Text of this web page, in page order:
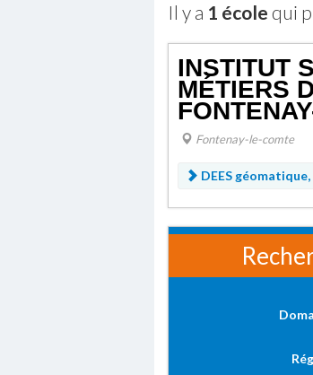
Il y a 1 école qui
INSTITUT
MÉTIERS
Fontenay-le-comte
DEES